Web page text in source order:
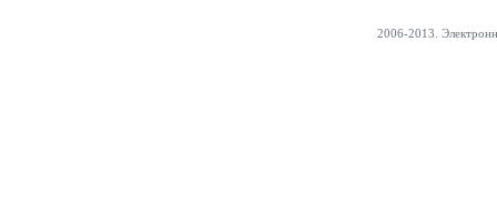
2006-2013.